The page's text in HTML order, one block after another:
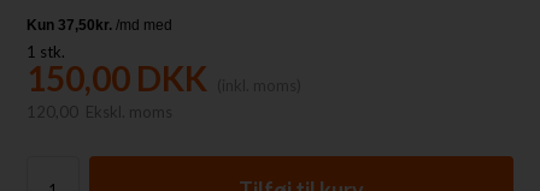
1 stk.
150,00 DKK
120,00
Ekskl. moms